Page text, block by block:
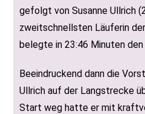
gefolgt von Susanne Ullrich
zweitschnellsten Läuferin
belegte in 23:46 Minuten
Beeindruckend dann die
Ullrich auf der Langstrecke
Start weg hatte er mit